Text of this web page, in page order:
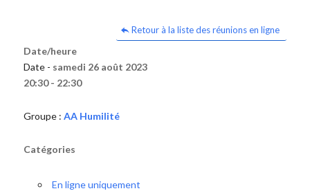
Retour à la liste des réunions en ligne
Date/heure
Date - samedi 26 août 2023
20:30 - 22:30
Groupe : AA Humilité
Catégories
En ligne uniquement